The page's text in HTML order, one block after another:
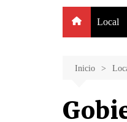
Local
Inicio